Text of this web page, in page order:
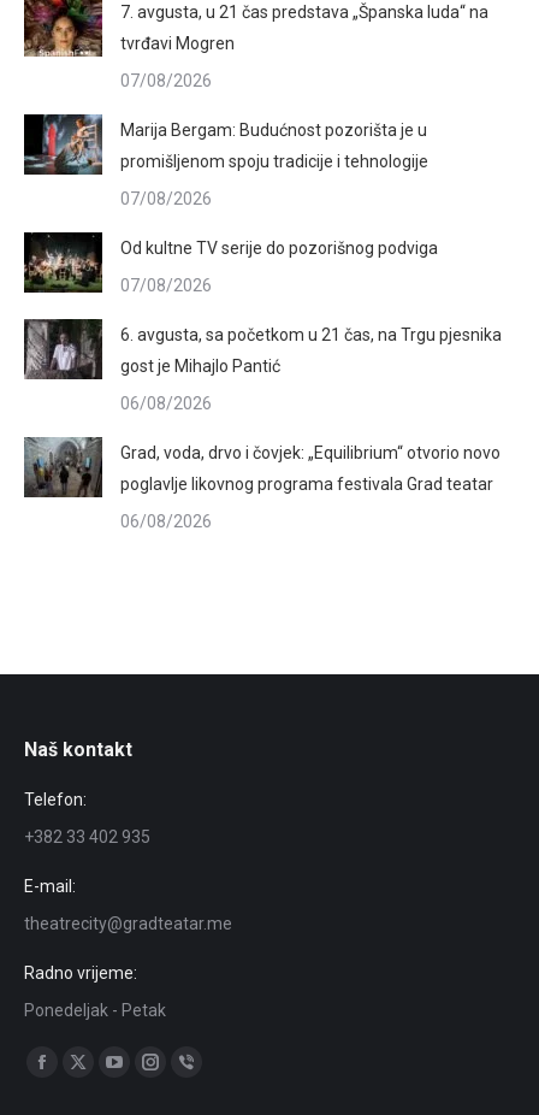
7. avgusta, u 21 čas predstava „Španska luda“ na
tvrđavi Mogren
07/08/2026
Marija Bergam: Budućnost pozorišta je u
promišljenom spoju tradicije i tehnologije
07/08/2026
Od kultne TV serije do pozorišnog podviga
07/08/2026
6. avgusta, sa početkom u 21 čas, na Trgu pjesnika
gost je Mihajlo Pantić
06/08/2026
Grad, voda, drvo i čovjek: „Equilibrium“ otvorio novo
poglavlje likovnog programa festivala Grad teatar
06/08/2026
Naš kontakt
Telefon:
+382 33 402 935
E-mail:
theatrecity@gradteatar.me
Radno vrijeme:
Ponedeljak - Petak
Find us on:
YouTubeInstagram
Viber